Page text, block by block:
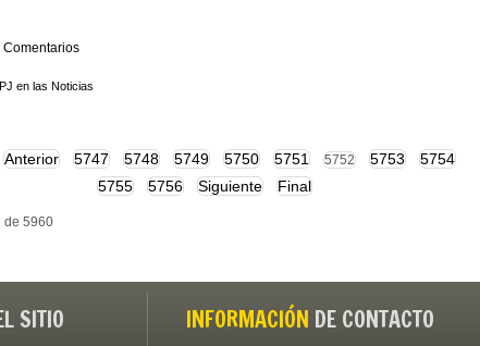
Comentarios
PJ en las Noticias
Anterior 5747 5748 5749 5750 5751 5752 5753
5754
5755
5756 Siguiente Final
de 5960
SITIO INFORMACIÓN DE CONTACTO